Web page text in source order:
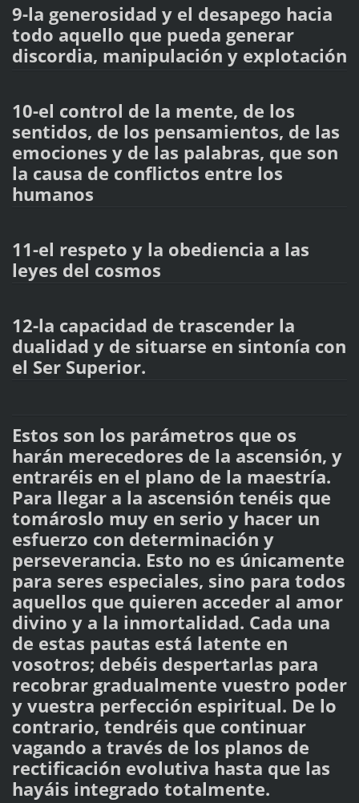
9-la generosidad y el desapego hacia
todo aquello que pueda generar
discordia, manipulación y explotación
10-el control de la mente, de los
sentidos, de los pensamientos, de las
emociones y de las palabras, que son
la causa de conflictos entre los
humanos
11-el respeto y la obediencia a las
leyes del cosmos
12-la capacidad de trascender la
dualidad y de situarse en sintonía con
el Ser Superior.
Estos son los parámetros que os
harán merecedores de la ascensión, y
entraréis en el plano de la maestría.
Para llegar a la ascensión tenéis que
tomároslo muy en serio y hacer un
esfuerzo con determinación y
perseverancia. Esto no es únicamente
para seres especiales, sino para todos
aquellos que quieren acceder al amor
divino y a la inmortalidad. Cada una
de estas pautas está latente en
vosotros; debéis despertarlas para
recobrar gradualmente vuestro poder
y vuestra perfección espiritual. De lo
contrario, tendréis que continuar
vagando a través de los planos de
rectificación evolutiva hasta que las
hayáis integrado totalmente.